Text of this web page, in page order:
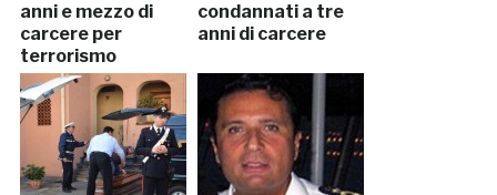
anni e mezzo di
carcere per
terrorismo
condannati a tre
anni di carcere